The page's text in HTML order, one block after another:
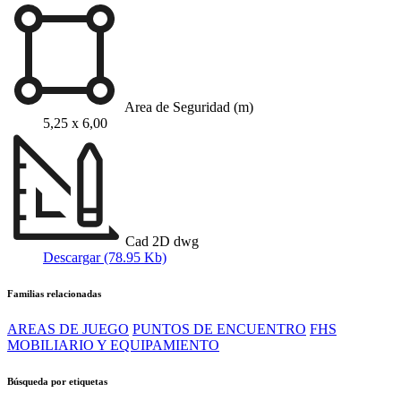
Area de Seguridad (m)
5,25 x 6,00
Cad 2D dwg
Descargar (78.95 Kb)
Familias relacionadas
AREAS DE JUEGO PUNTOS DE ENCUENTRO FHS
MOBILIARIO Y EQUIPAMIENTO
Búsqueda por etiquetas